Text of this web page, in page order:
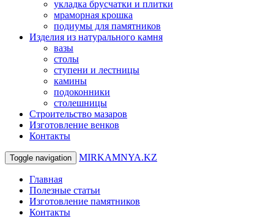
укладка брусчатки и плитки
мраморная крошка
подиумы для памятников
Изделия из натурального камня
вазы
столы
ступени и лестницы
камины
подоконники
столешницы
Строительство мазаров
Изготовление венков
Контакты
Toggle navigation MIRKAMNYA.KZ
Главная
Полезные статьи
Изготовление памятников
Контакты